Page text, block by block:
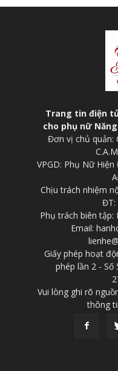
Trang tin điện
cho phụ nữ
Đơn vị chủ quản:
VPGD: Phụ Nữ
Chịu trách nhiệm
ĐT:
Phụ trách biên tập:
Email:
Giấy phép hoạt
phép lần 2 - Số
Vui lòng ghi rõ
thông